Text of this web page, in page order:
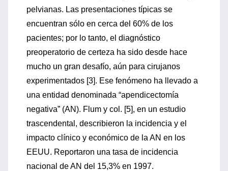
pelvianas. Las presentaciones típicas se
encuentran sólo en cerca del 60% de los
pacientes; por lo tanto, el diagnóstico
preoperatorio de certeza ha sido desde hace
mucho un gran desafío, aún para cirujanos
experimentados [3]. Ese fenómeno ha llevado a
una entidad denominada “apendicectomía
negativa” (AN). Flum y col. [5], en un estudio
trascendental, describieron la incidencia y el
impacto clínico y económico de la AN en los
EEUU. Reportaron una tasa de incidencia
nacional de AN del 15,3% en 1997.